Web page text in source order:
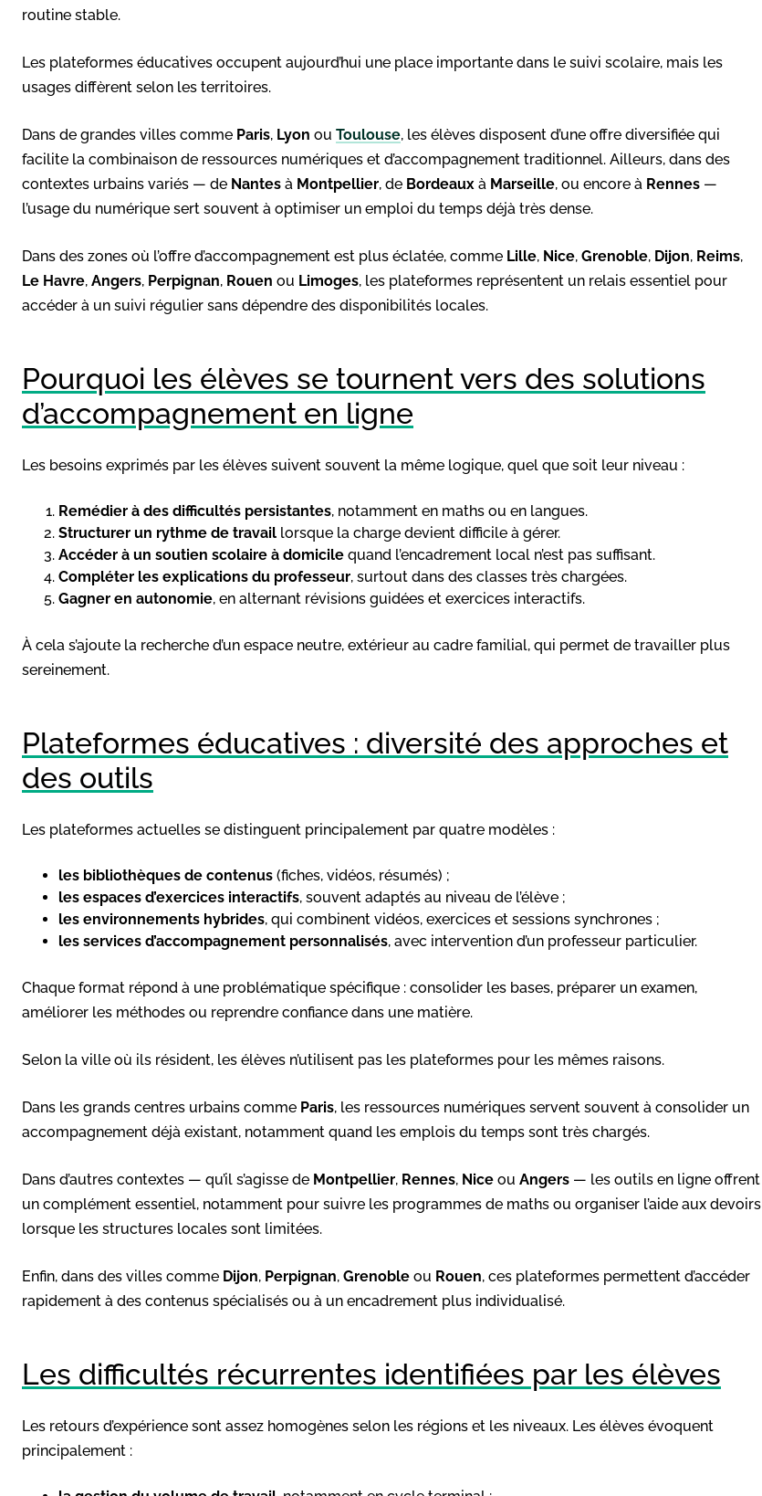
routine stable.
Les plateformes éducatives occupent aujourd’hui une place importante dans le suivi scolaire, mais les
usages diffèrent selon les territoires.
Dans de grandes villes comme Paris, Lyon ou Toulouse, les élèves disposent d’une offre diversifiée qui
facilite la combinaison de ressources numériques et d’accompagnement traditionnel. Ailleurs, dans des
contextes urbains variés — de Nantes à Montpellier, de Bordeaux à Marseille, ou encore à Rennes —
l’usage du numérique sert souvent à optimiser un emploi du temps déjà très dense.
Dans des zones où l’offre d’accompagnement est plus éclatée, comme Lille, Nice, Grenoble, Dijon, Reims,
Le Havre, Angers, Perpignan, Rouen ou Limoges, les plateformes représentent un relais essentiel pour
accéder à un suivi régulier sans dépendre des disponibilités locales.
Pourquoi les élèves se tournent vers des solutions
d’accompagnement en ligne
Les besoins exprimés par les élèves suivent souvent la même logique, quel que soit leur niveau :
Remédier à des difficultés persistantes, notamment en maths ou en langues.
Structurer un rythme de travail lorsque la charge devient difficile à gérer.
Accéder à un soutien scolaire à domicile quand l’encadrement local n’est pas suffisant.
Compléter les explications du professeur, surtout dans des classes très chargées.
Gagner en autonomie, en alternant révisions guidées et exercices interactifs.
À cela s’ajoute la recherche d’un espace neutre, extérieur au cadre familial, qui permet de travailler plus
sereinement.
Plateformes éducatives : diversité des approches et
des outils
Les plateformes actuelles se distinguent principalement par quatre modèles :
les bibliothèques de contenus (fiches, vidéos, résumés) ;
les espaces d’exercices interactifs, souvent adaptés au niveau de l’élève ;
les environnements hybrides, qui combinent vidéos, exercices et sessions synchrones ;
les services d’accompagnement personnalisés, avec intervention d’un professeur particulier.
Chaque format répond à une problématique spécifique : consolider les bases, préparer un examen,
améliorer les méthodes ou reprendre confiance dans une matière.
Selon la ville où ils résident, les élèves n’utilisent pas les plateformes pour les mêmes raisons.
Dans les grands centres urbains comme Paris, les ressources numériques servent souvent à consolider un
accompagnement déjà existant, notamment quand les emplois du temps sont très chargés.
Dans d’autres contextes — qu’il s’agisse de Montpellier, Rennes, Nice ou Angers — les outils en ligne offrent
un complément essentiel, notamment pour suivre les programmes de maths ou organiser l’aide aux devoirs
lorsque les structures locales sont limitées.
Enfin, dans des villes comme Dijon, Perpignan, Grenoble ou Rouen, ces plateformes permettent d’accéder
rapidement à des contenus spécialisés ou à un encadrement plus individualisé.
Les difficultés récurrentes identifiées par les élèves
Les retours d’expérience sont assez homogènes selon les régions et les niveaux. Les élèves évoquent
principalement :